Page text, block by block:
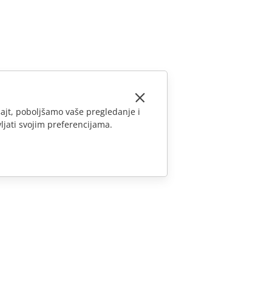
poboljšamo vaše pregledanje i
svojim preferencijama.